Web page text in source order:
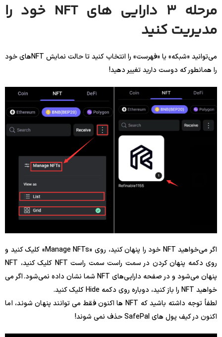
مرحله 3 دارایی های NFT خود را
مدیریت کنید
می‌توانید «شبکه» یا «فهرست» را انتخاب کنید تا حالت نمایش NFT‌های خود
را همانطور که دوست دارید تغییر دهید!
اگر می‌خواهید NFT خود را پنهان کنید، روی «Manage NFTs» کلیک کنید و
روی دکمه پنهان کردن در سمت راست سمت راست NFT کلیک کنید، NFT
پنهان می‌شود و در صفحه دارایی‌های NFT شما نشان داده نمی‌شود. اگر می
خواهید NFT را باز کنید، دوباره روی دکمه Hide کلیک کنید.
لطفاً توجه داشته باشید که NFT ها اکنون فقط می توانند پنهان شوند، اما
اکنون در کیف پول های SafePal حذف نمی شوند!